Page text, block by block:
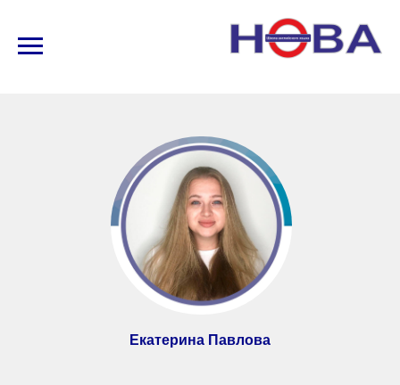
Екатерина Павлова